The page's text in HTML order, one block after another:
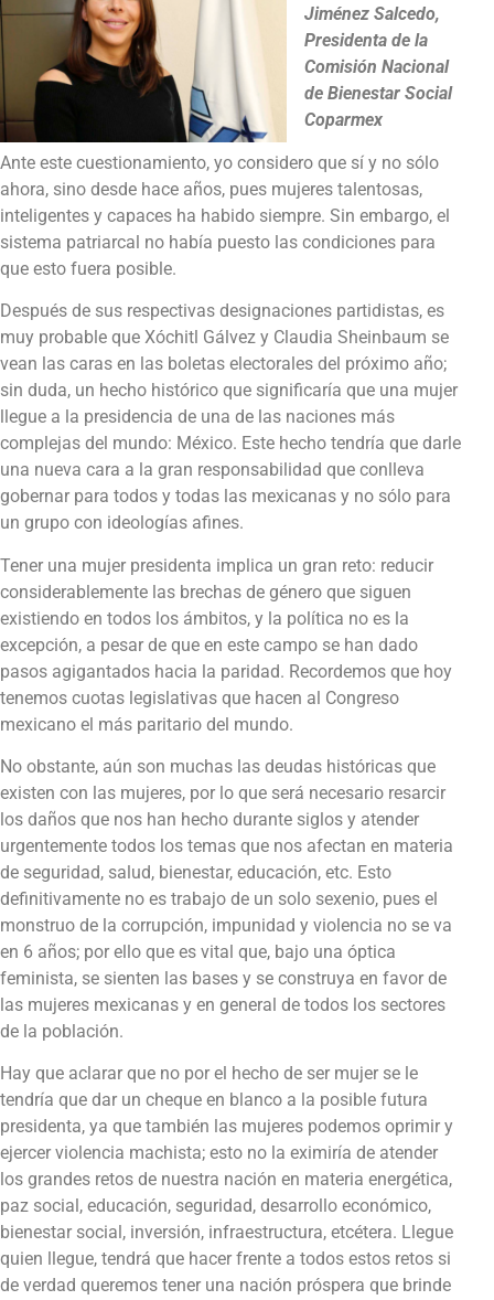
Jiménez Salcedo,
Presidenta de la
Comisión Nacional
de Bienestar Social
Coparmex
Ante este cuestionamiento, yo considero que sí y no sólo
ahora, sino desde hace años, pues mujeres talentosas,
inteligentes y capaces ha habido siempre. Sin embargo, el
sistema patriarcal no había puesto las condiciones para
que esto fuera posible.
Después de sus respectivas designaciones partidistas, es
muy probable que Xóchitl Gálvez y Claudia Sheinbaum se
vean las caras en las boletas electorales del próximo año;
sin duda, un hecho histórico que significaría que una mujer
llegue a la presidencia de una de las naciones más
complejas del mundo: México. Este hecho tendría que darle
una nueva cara a la gran responsabilidad que conlleva
gobernar para todos y todas las mexicanas y no sólo para
un grupo con ideologías afines.
Tener una mujer presidenta implica un gran reto: reducir
considerablemente las brechas de género que siguen
existiendo en todos los ámbitos, y la política no es la
excepción, a pesar de que en este campo se han dado
pasos agigantados hacia la paridad. Recordemos que hoy
tenemos cuotas legislativas que hacen al Congreso
mexicano el más paritario del mundo.
No obstante, aún son muchas las deudas históricas que
existen con las mujeres, por lo que será necesario resarcir
los daños que nos han hecho durante siglos y atender
urgentemente todos los temas que nos afectan en materia
de seguridad, salud, bienestar, educación, etc. Esto
definitivamente no es trabajo de un solo sexenio, pues el
monstruo de la corrupción, impunidad y violencia no se va
en 6 años; por ello que es vital que, bajo una óptica
feminista, se sienten las bases y se construya en favor de
las mujeres mexicanas y en general de todos los sectores
de la población.
Hay que aclarar que no por el hecho de ser mujer se le
tendría que dar un cheque en blanco a la posible futura
presidenta, ya que también las mujeres podemos oprimir y
ejercer violencia machista; esto no la eximiría de atender
los grandes retos de nuestra nación en materia energética,
paz social, educación, seguridad, desarrollo económico,
bienestar social, inversión, infraestructura, etcétera. Llegue
quien llegue, tendrá que hacer frente a todos estos retos si
de verdad queremos tener una nación próspera que brinde